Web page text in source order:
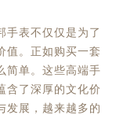
表不仅仅是为了
值。正如购买一套
简单。这些高端手
含了深厚的文化价
发展，越来越多的